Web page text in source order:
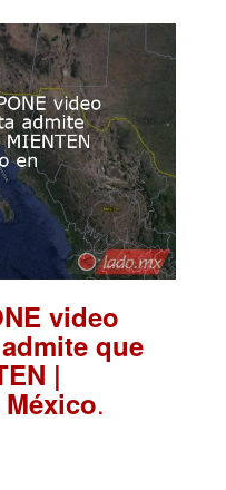
video
que
|
.